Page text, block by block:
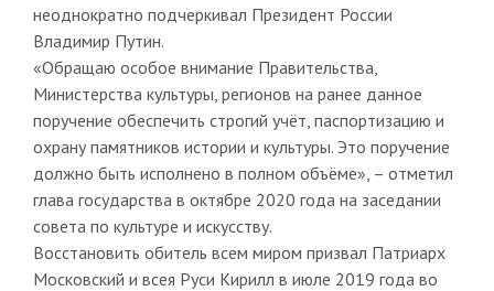
неоднократно подчеркивал Президент России
Владимир Путин.
«Обращаю особое внимание Правительства,
Министерства культуры, регионов на ранее данное
поручение обеспечить строгий учёт, паспортизацию и
охрану памятников истории и культуры. Это поручение
должно быть исполнено в полном объёме», – отметил
глава государства в октябре 2020 года на заседании
совета по культуре и искусству.
Восстановить обитель всем миром призвал Патриарх
Московский и всея Руси Кирилл в июле 2019 года во